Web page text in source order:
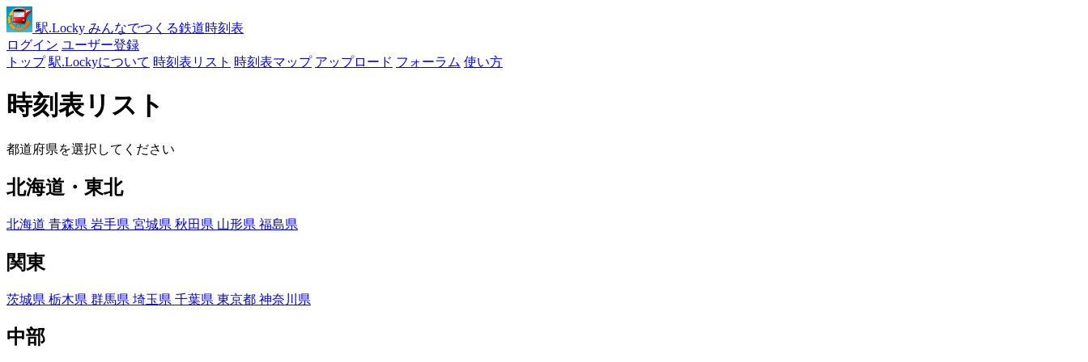
駅.Locky みんなでつくる鉄道時刻表
ログイン ユーザー登録
トップ 駅.Lockyについて 時刻表リスト 時刻表マップ アップロード フォーラム 使い方
時刻表リスト
都道府県を選択してください
北海道・東北
北海道 青森県 岩手県 宮城県 秋田県 山形県 福島県
関東
茨城県 栃木県 群馬県 埼玉県 千葉県 東京都 神奈川県
中部